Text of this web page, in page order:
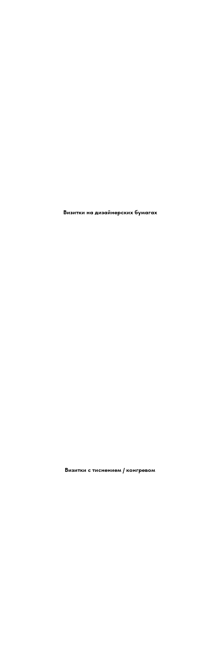
Визитки на дизайнерских бумагах
Визитки с тиснением / конгревом